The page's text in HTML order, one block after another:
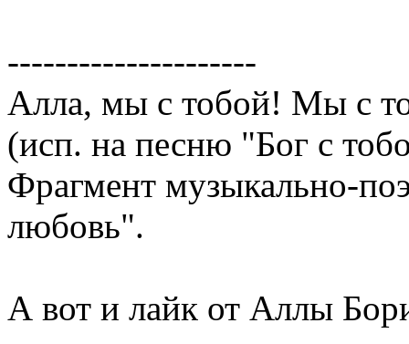
---------------------
Алла, мы с тобой! Мы с
(исп. на песню "Бог с
Фрагмент музыкально-
любовь".
А вот и лайк от Аллы